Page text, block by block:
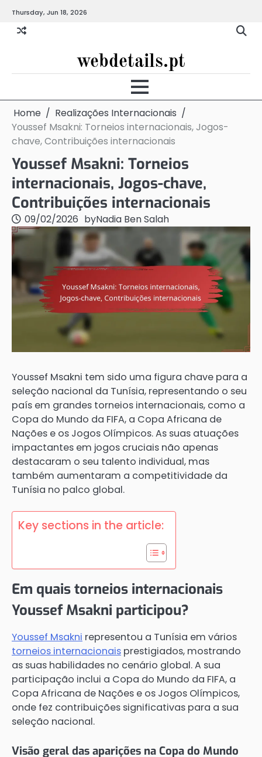
content
Thursday, Jun 18, 2026
webdetails.pt
Home
Realizações Internacionais
Youssef Msakni: Torneios internacionais, Jogos-
chave, Contribuições internacionais
Youssef Msakni: Torneios
internacionais, Jogos-chave,
Contribuições internacionais
09/02/2026 byNadia Ben Salah
Youssef Msakni tem sido uma figura chave para a
seleção nacional da Tunísia, representando o seu
país em grandes torneios internacionais, como a
Copa do Mundo da FIFA, a Copa Africana de
Nações e os Jogos Olímpicos. As suas atuações
impactantes em jogos cruciais não apenas
destacaram o seu talento individual, mas
também aumentaram a competitividade da
Tunísia no palco global.
Key sections in the article:
Em quais torneios internacionais
Youssef Msakni participou?
Youssef Msakni representou a Tunísia em vários
torneios internacionais prestigiados, mostrando
as suas habilidades no cenário global. A sua
participação inclui a Copa do Mundo da FIFA, a
Copa Africana de Nações e os Jogos Olímpicos,
onde fez contribuições significativas para a sua
seleção nacional.
Visão geral das aparições na Copa do Mundo